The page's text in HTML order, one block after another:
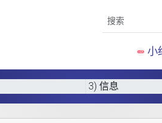
小
3) 信息